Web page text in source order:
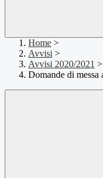
Home >
Avvisi >
Avvisi 2020/2021 >
Domande di messa